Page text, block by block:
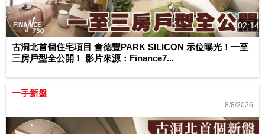
02:14
古洞北首個住宅項目 會德豐PARK SILICON 示位曝光！一至
三房戶型全公開！ 影片來源：Finance7...
一手新盤
8/8/2026